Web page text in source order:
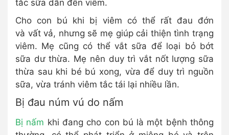
tắc sữa dẫn đến viêm.
Cho con bú khi bị viêm có thể rất đau đớn
và vất vả, nhưng sẽ mẹ giúp cải thiện tình trạng
viêm. Mẹ cũng có thể vắt sữa để loại bỏ bớt
sữa dư thừa. Mẹ nên duy trì vắt nốt lượng sữa
thừa sau khi bé bú xong, vừa để duy trì nguồn
sữa, vừa tránh viêm tắc tái lại nhiều lần.
Bị đau núm vú do nấm
Bị nấm khi đang cho con bú là một bệnh thông